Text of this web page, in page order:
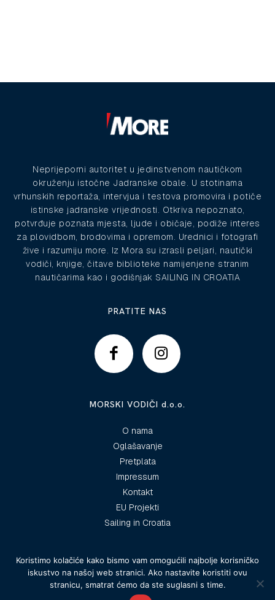
Neprijeporni autoritet u jedinstvenom nautičkom
okruženju istočne Jadranske obale. U stotinama
vrhunskih reportaža, intervjua i testova promovira i potiče
istinske jadranske vrijednosti. Otkriva nepoznato,
potvrđuje poznata mjesta, ljude i običaje, podiže interes
za plovidbom, brodovima i opremom. Urednici i fotografi
žive i razumiju more. Iz Mora su izrasli peljari, nautički
vodiči, knjige, čitave biblioteke namijenjene stranim
nautičarima kao i godišnjak SAILING IN CROATIA
PRATITE NAS
MORSKI VODIČI d.o.o.
O nama
Oglašavanje
Pretplata
Impressum
Kontakt
EU Projekti
Sailing in Croatia
© 2025 Morski vodiči
Koristimo kolačiće kako bismo vam omogućili najbolje korisničko
iskustvo na našoj web stranici. Ako nastavite koristiti ovu
stranicu, smatrat ćemo da ste suglasni s time.